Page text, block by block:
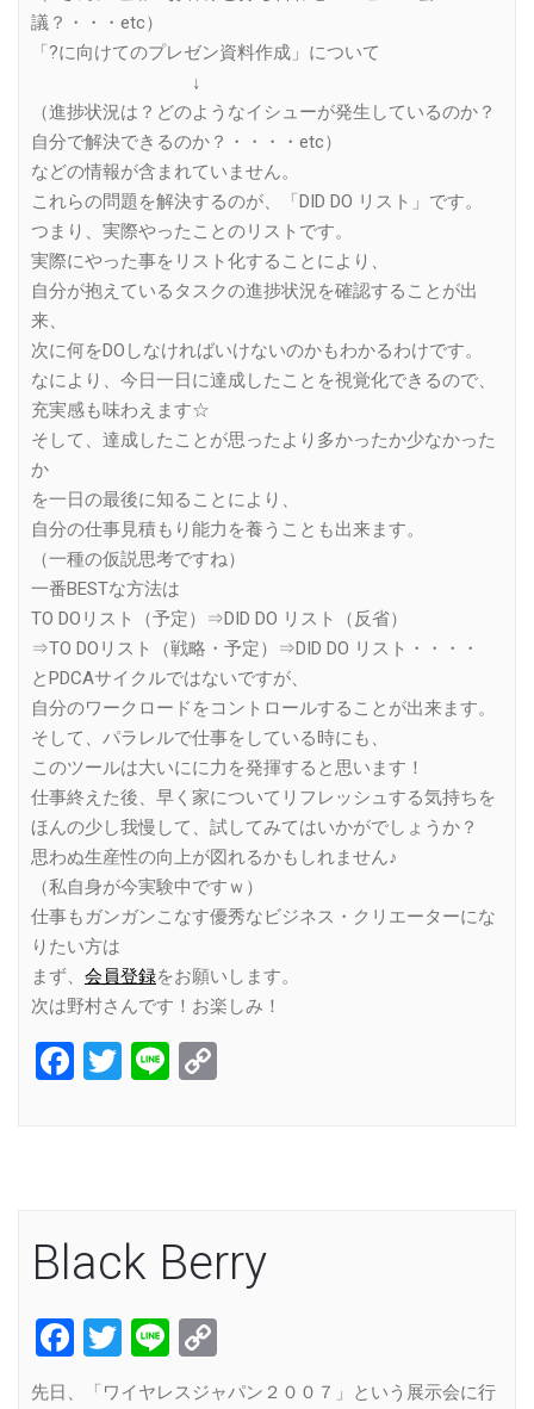
議？・・・etc）
「?に向けてのプレゼン資料作成」について
↓
（進捗状況は？どのようなイシューが発生しているのか？
自分で解決できるのか？・・・・etc）
などの情報が含まれていません。
これらの問題を解決するのが、「DID DO リスト」です。
つまり、実際やったことのリストです。
実際にやった事をリスト化することにより、
自分が抱えているタスクの進捗状況を確認することが出
来、
次に何をDOしなければいけないのかもわかるわけです。
なにより、今日一日に達成したことを視覚化できるので、
充実感も味わえます☆
そして、達成したことが思ったより多かったか少なかった
か
を一日の最後に知ることにより、
自分の仕事見積もり能力を養うことも出来ます。
（一種の仮説思考ですね）
一番BESTな方法は
TO DOリスト（予定）⇒DID DO リスト（反省）
⇒TO DOリスト（戦略・予定）⇒DID DO リスト・・・・
とPDCAサイクルではないですが、
自分のワークロードをコントロールすることが出来ます。
そして、パラレルで仕事をしている時にも、
このツールは大いにに力を発揮すると思います！
仕事終えた後、早く家についてリフレッシュする気持ちを
ほんの少し我慢して、試してみてはいかがでしょうか？
思わぬ生産性の向上が図れるかもしれません♪
（私自身が今実験中ですｗ）
仕事もガンガンこなす優秀なビジネス・クリエーターにな
りたい方は
まず、 会員登録をお願いします。
次は野村さんです！お楽しみ！
Facebook
Twitter
Line
Black Berry
Facebook
Twitter
Line
Link
先日、「ワイヤレスジャパン２００７」という展示会に行